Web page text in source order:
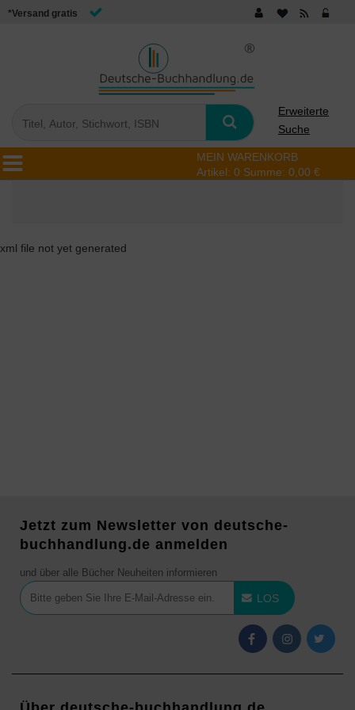
*Versand gratis
Erweiterte
Suche
MEIN WARENKORB
Artikel: 0 Summe: 0,00 €
xml file not yet generated
Jetzt zum Newsletter von deutsche-
buchhandlung.de anmelden
und über alle Bücher Neuheiten informieren
LOS